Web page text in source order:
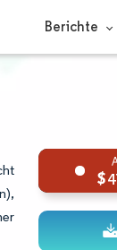
Berichte